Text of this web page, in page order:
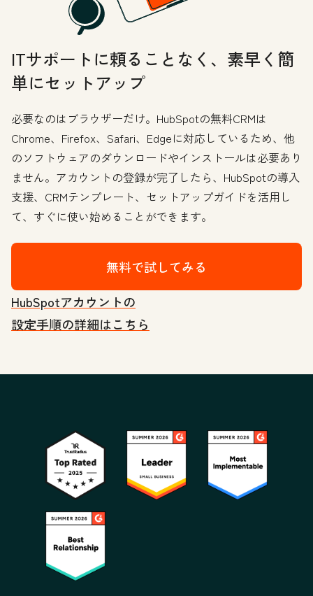
ITサポートに頼ることなく、素早く簡
単にセットアップ
必要なのはブラウザーだけ。HubSpotの無料CRMは
Chrome、Firefox、Safari、Edgeに対応しているため、他
のソフトウェアのダウンロードやインストールは必要あり
ません。アカウントの登録が完了したら、HubSpotの導入
支援、CRMテンプレート、セットアップガイドを活用し
て、すぐに使い始めることができます。
無料で試してみる
HubSpotアカウントの
設定手順の詳細はこちら